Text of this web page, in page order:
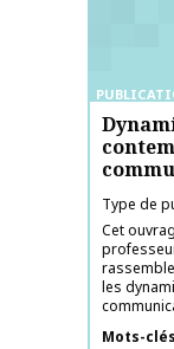
Type de
Cet
les
Mots-clés